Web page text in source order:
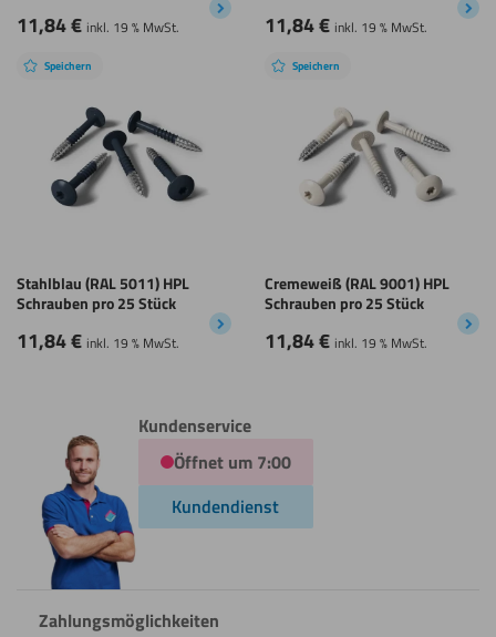
11,84€ inkl. 19 % MwSt. 11,84€ inkl. 19 % MwSt.
Speichern
Stahlblau (RAL 5011) HPL
Schrauben pro 25 Stück
11,84€ inkl. 19 % MwSt.
Speichern
Cremeweiß (RAL 9001) HPL
Schrauben pro 25 Stück
11,84€ inkl. 19 % MwSt.
Kundenservice
Öffnet um 7:00
Kundendienst
Zahlungsmöglichkeiten